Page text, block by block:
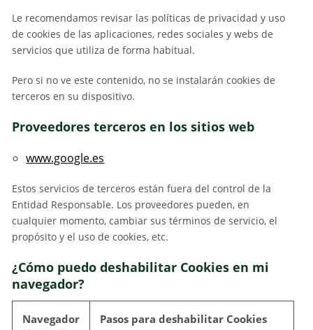
Le recomendamos revisar las políticas de privacidad y uso
de cookies de las aplicaciones, redes sociales y webs de
servicios que utiliza de forma habitual.
Pero si no ve este contenido, no se instalarán cookies de
terceros en su dispositivo.
Proveedores terceros en los sitios web
www.google.es
Estos servicios de terceros están fuera del control de la
Entidad Responsable. Los proveedores pueden, en
cualquier momento, cambiar sus términos de servicio, el
propósito y el uso de cookies, etc.
¿Cómo puedo deshabilitar Cookies en mi
navegador?
Navegador
Pasos para deshabilitar Cookies